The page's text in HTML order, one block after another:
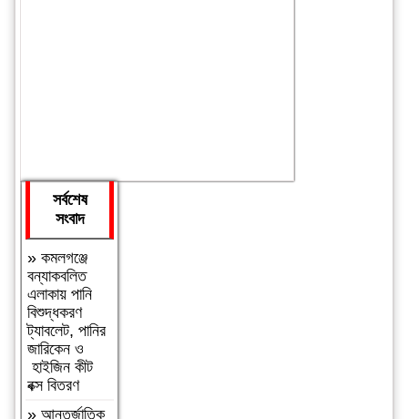
সর্বশেষ
সংবাদ
»কমলগঞ্জে
বন্যাকবলিত
এলাকায় পানি
বিশুদ্ধকরণ
ট্যাবলেট, পানির
জারিকেন ও
হাইজিন কীট
বক্স বিতরণ
»আন্তর্জাতিক